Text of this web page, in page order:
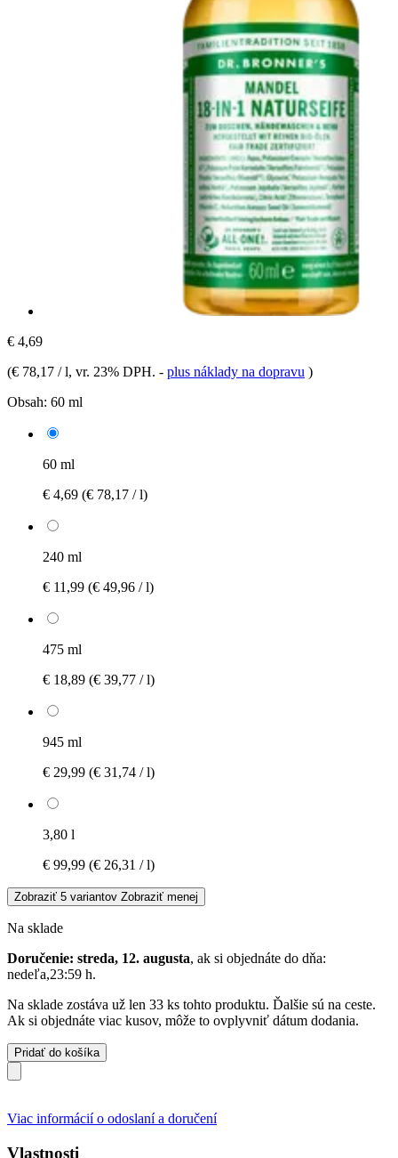
€ 4,69
(€ 78,17 / l, vr. 23% DPH. - plus náklady na dopravu )
Obsah: 60 ml
60 ml
€ 4,69 (€ 78,17 / l)
240 ml
€ 11,99 (€ 49,96 / l)
475 ml
€ 18,89 (€ 39,77 / l)
945 ml
€ 29,99 (€ 31,74 / l)
3,80 l
€ 99,99 (€ 26,31 / l)
Zobraziť 5 variantov Zobraziť menej
Na sklade
Doručenie: streda, 12. augusta, ak si objednáte do dňa:
nedeľa,23:59 h.
Na sklade zostáva už len 33 ks tohto produktu. Ďalšie sú na ceste.
Ak si objednáte viac kusov, môže to ovplyvniť dátum dodania.
Pridať do košíka
Viac informácií o odoslaní a doručení
Vlastnosti